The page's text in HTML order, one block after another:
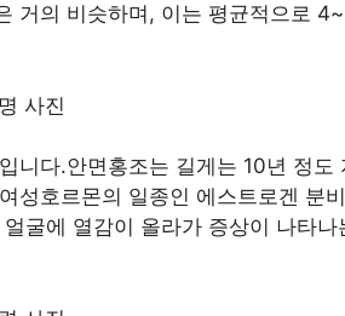
거의 비슷하며, 이는 평균적으로
니다.안면홍조는 길게는 10년 정도
성호르몬의 일종인 에스트로겐 분
굴에 열감이 올라가 증상이 나타나